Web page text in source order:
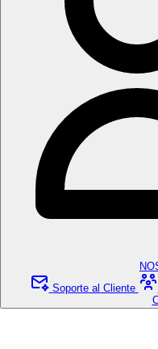
Soporte al Cliente